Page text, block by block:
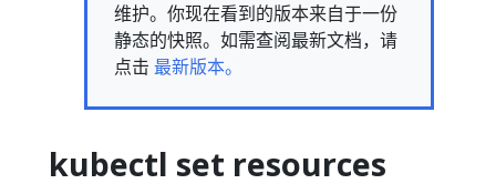
维护。你现在看到的版本来自于一份
静态的快照。如需查阅最新文档，请
点击 最新版本。
kubectl set resources